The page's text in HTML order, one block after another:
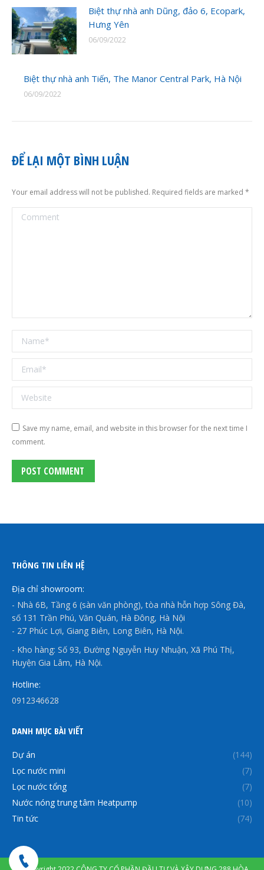
Biệt thự nhà anh Dũng, đảo 6, Ecopark,
Hưng Yên
06/09/2022
Biệt thự nhà anh Tiến, The Manor Central Park, Hà Nội
06/09/2022
ĐỂ LẠI MỘT BÌNH LUẬN
Your email address will not be published. Required fields are marked *
Comment
Name *
Email *
Website
Save my name, email, and website in this browser for the next time I
comment.
POST COMMENT
THÔNG TIN LIÊN HỆ
Địa chỉ showroom:
- Nhà 6B, Tầng 6 (sàn văn phòng), tòa nhà hỗn hợp Sông Đà,
số 131 Trần Phú, Văn Quán, Hà Đông, Hà Nội
- 27 Phúc Lợi, Giang Biên, Long Biên, Hà Nội.
- Kho hàng: Số 93, Đường Nguyễn Huy Nhuận, Xã Phú Thị,
Huyện Gia Lâm, Hà Nội.
Hotline:
0912346628
DANH MỤC BÀI VIẾT
Dự án
(144)
Lọc nước mini
(7)
Lọc nước tổng
(7)
Nước nóng trung tâm Heatpump
(10)
Tin tức
(74)